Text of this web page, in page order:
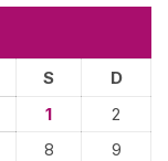
S
D
1
2
8
9